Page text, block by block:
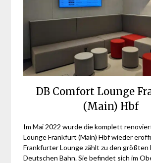
DB Comfort Lounge
(Main) Hbf
Im Mai 2022 wurde die komplett
Lounge Frankfurt (Main) Hbf wieder
Frankfurter Lounge zählt zu den größten
Deutschen Bahn. Sie befindet sich im